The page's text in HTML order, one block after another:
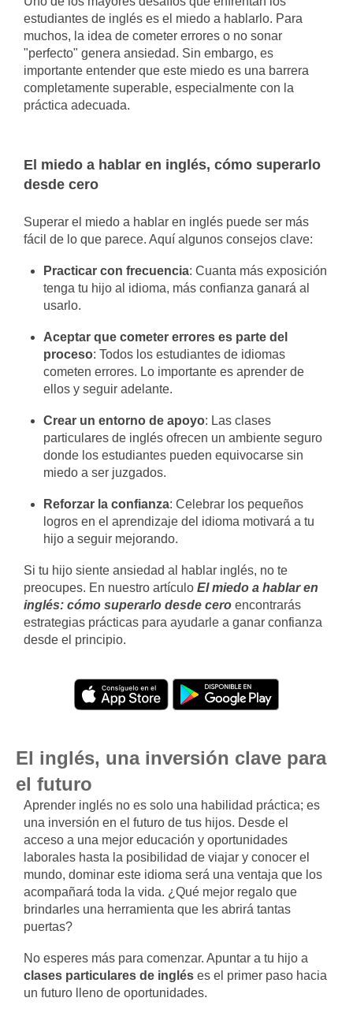
estudiantes de inglés es el miedo a hablarlo. Para
muchos, la idea de cometer errores o no sonar
"perfecto" genera ansiedad. Sin embargo, es
importante entender que este miedo es una barrera
completamente superable, especialmente con la
práctica adecuada.
El miedo a hablar en inglés, cómo superarlo
desde cero
Superar el miedo a hablar en inglés puede ser más
fácil de lo que parece. Aquí algunos consejos clave:
Practicar con frecuencia: Cuanta más exposición
tenga tu hijo al idioma, más confianza ganará al
usarlo.
Aceptar que cometer errores es parte del
proceso: Todos los estudiantes de idiomas
cometen errores. Lo importante es aprender de
ellos y seguir adelante.
Crear un entorno de apoyo: Las clases
particulares de inglés ofrecen un ambiente seguro
donde los estudiantes pueden equivocarse sin
miedo a ser juzgados.
Reforzar la confianza: Celebrar los pequeños
logros en el aprendizaje del idioma motivará a tu
hijo a seguir mejorando.
Si tu hijo siente ansiedad al hablar inglés, no te
preocupes. En nuestro artículo El miedo a hablar en
inglés: cómo superarlo desde cero encontrarás
estrategias prácticas para ayudarle a ganar confianza
desde el principio.
El inglés, una inversión clave para
el futuro
Aprender inglés no es solo una habilidad práctica; es
una inversión en el futuro de tus hijos. Desde el
acceso a una mejor educación y oportunidades
laborales hasta la posibilidad de viajar y conocer el
mundo, dominar este idioma será una ventaja que los
acompañará toda la vida. ¿Qué mejor regalo que
brindarles una herramienta que les abrirá tantas
puertas?
No esperes más para comenzar. Apuntar a tu hijo a
clases particulares de inglés es el primer paso hacia
un futuro lleno de oportunidades.